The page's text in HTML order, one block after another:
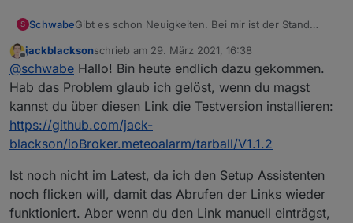
Danke für die Mühen!
S SchwabeGibt es schon Neuigkeiten. Bei mir ist der Stand
werden die Daten nicht aktualisiert.
Offline
jackblacksonschrieb am 29. März 2021, 16:38
zuletzt editiert von
@schwabe Hallo! Bin heute endlich dazu gekommen.
Hab das Problem glaub ich gelöst, wenn du magst
kannst du über diesen Link die Testversion installieren:
https://github.com/jack-
blackson/ioBroker.meteoalarm/tarball/V1.1.2
Ist noch nicht im Latest, da ich den Setup Assistenten
noch flicken will, damit das Abrufen der Links wieder
funktioniert. Aber wenn du den Link manuell einträgst,